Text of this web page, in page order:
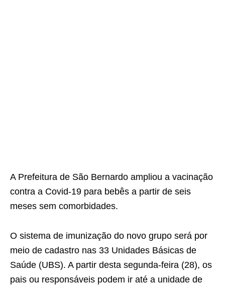
A Prefeitura de São Bernardo ampliou a vacinação
contra a Covid-19 para bebês a partir de seis
meses sem comorbidades.
O sistema de imunização do novo grupo será por
meio de cadastro nas 33 Unidades Básicas de
Saúde (UBS). A partir desta segunda-feira (28), os
pais ou responsáveis podem ir até a unidade de